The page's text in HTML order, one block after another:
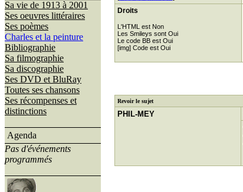
Sa vie de 1913 à 2001
Ses oeuvres littéraires
Ses poèmes
Charles et la peinture
Bibliographie
Sa filmographie
Sa discographie
Ses DVD et BluRay
Toutes ses chansons
Ses récompenses et
distinctions
Agenda
Pas d'événements
programmés
Droits
L'HTML est Non
Les Smileys sont Oui
Le code BB est Oui
[img] Code est Oui
Revoir le sujet
PHIL-MEY